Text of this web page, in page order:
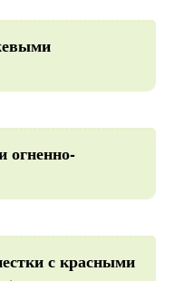
огненно-
с красными